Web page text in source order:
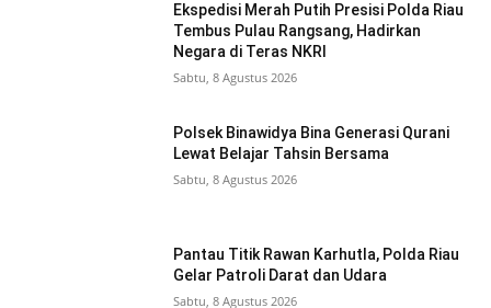
Ekspedisi Merah Putih Presisi Polda Riau
Tembus Pulau Rangsang, Hadirkan
Negara di Teras NKRI
Sabtu, 8 Agustus 2026
Polsek Binawidya Bina Generasi Qurani
Lewat Belajar Tahsin Bersama
Sabtu, 8 Agustus 2026
Pantau Titik Rawan Karhutla, Polda Riau
Gelar Patroli Darat dan Udara
Sabtu, 8 Agustus 2026